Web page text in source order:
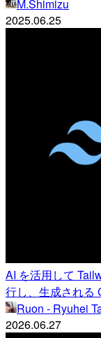
M.Shimizu
2025.06.25
AI を活用して
行し、生成される
Ruon - Ryuhei
2026.06.27